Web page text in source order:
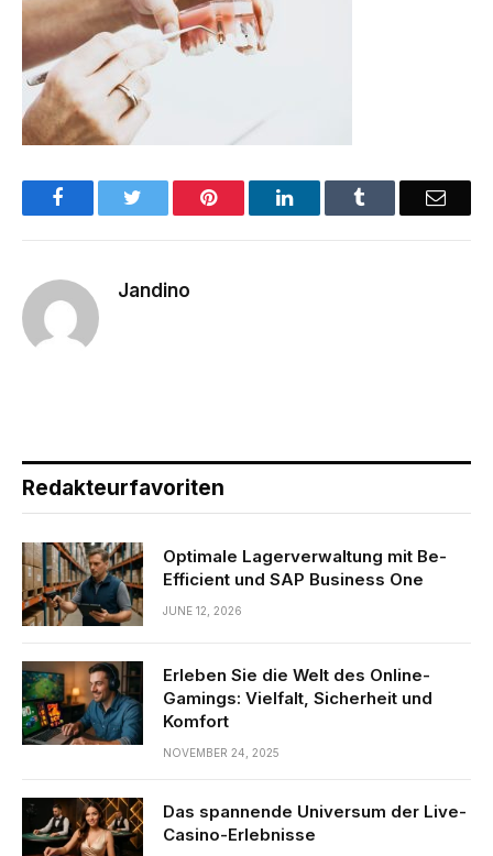
Facebook Pinterest LinkedIn Email
Jandino
Redakteurfavoriten
Optimale Lagerverwaltung mit Be-
Efficient und SAP Business One
JUNE 12, 2026
Erleben Sie die Welt des Online-
Gamings: Vielfalt, Sicherheit und
Komfort
NOVEMBER 24, 2025
Das spannende Universum der Live-
Casino-Erlebnisse